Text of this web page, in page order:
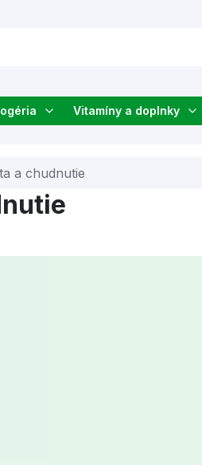
Vitamíny a doplnky
a chudnutie